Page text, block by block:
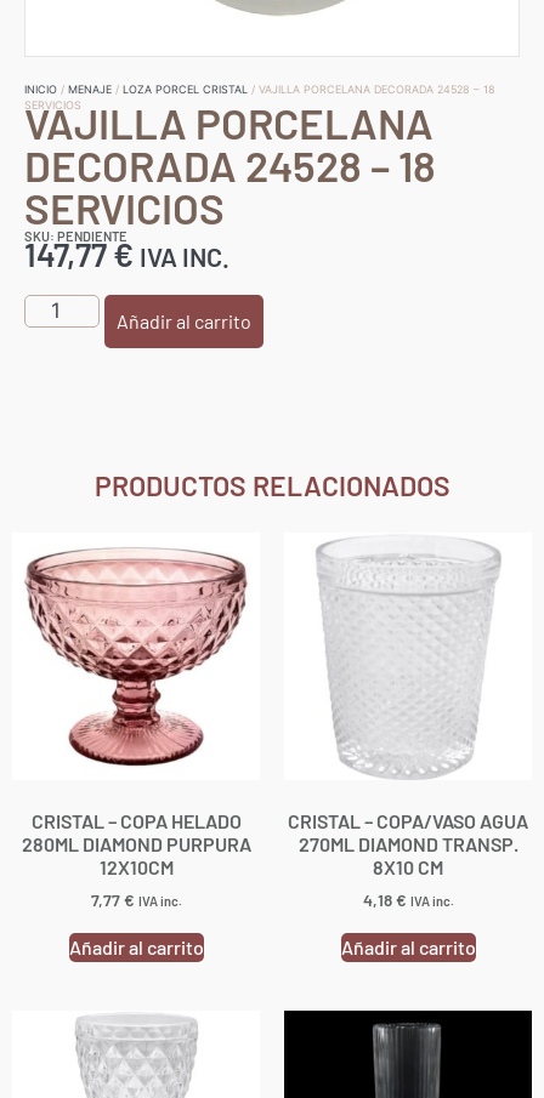
INICIO / MENAJE / LOZA PORCEL CRISTAL
/ VAJILLA PORCELANA DECORADA 24528 – 18
SERVICIOS
VAJILLA PORCELANA
DECORADA 24528 – 18
SERVICIOS
SKU: PENDIENTE
147,77€ IVA INC.
Añadir al carrito
PRODUCTOS RELACIONADOS
CRISTAL – COPA HELADO
280ML DIAMOND PURPURA
12X10CM
7,77€ IVA inc.
Añadir al carrito
CRISTAL – COPA/VASO AGUA
270ML DIAMOND TRANSP.
8X10 CM
4,18€ IVA inc.
Añadir al carrito